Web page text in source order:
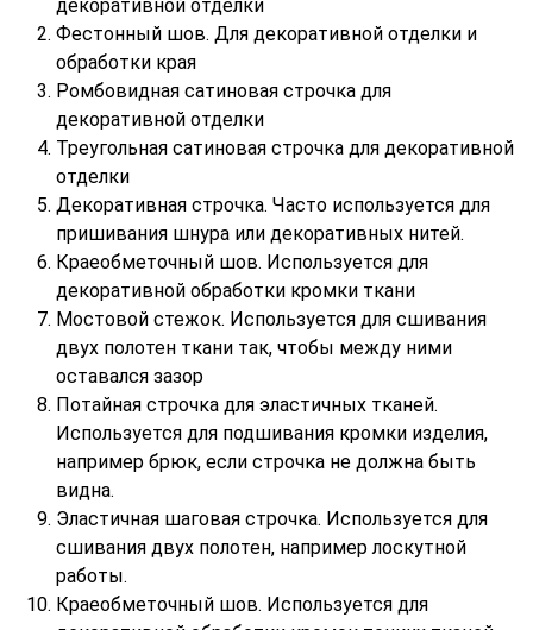
декоративной отделки
Фестонный шов. Для декоративной отделки и
обработки края
Ромбовидная сатиновая строчка для
декоративной отделки
Треугольная сатиновая строчка для декоративной
отделки
Декоративная строчка. Часто используется для
пришивания шнура или декоративных нитей.
Краеобметочный шов. Используется для
декоративной обработки кромки ткани
Мостовой стежок. Используется для сшивания
двух полотен ткани так, чтобы между ними
оставался зазор
Потайная строчка для эластичных тканей.
Используется для подшивания кромки изделия,
например брюк, если строчка не должна быть
видна.
Эластичная шаговая строчка. Используется для
сшивания двух полотен, например лоскутной
работы.
Краеобметочный шов. Используется для